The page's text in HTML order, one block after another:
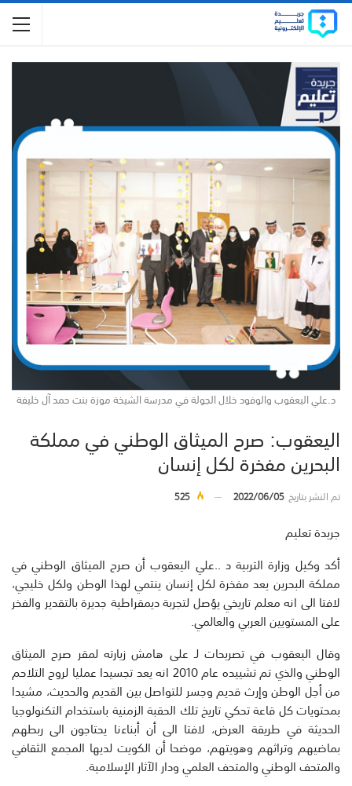
د.علي اليعقوب والوفود خلال الجولة في مدرسة الشيخة موزة بنت حمد آل خليفة
اليعقوب: صرح الميثاق الوطني في مملكة
البحرين مفخرة لكل إنسان
تم النشر بتاريخ2022/06/05
525
جريدة تعليم
أكد وكيل وزارة التربية د ..علي اليعقوب أن صرح الميثاق الوطني في
مملكة البحرين يعد مفخرة لكل إنسان ينتمي لهذا الوطن ولكل خليجي،
لافتا الى انه معلم تاريخي يؤصل لتجربة ديمقراطية جديرة بالتقدير والفخر
على المستويين العربي والعالمي.
وقال اليعقوب في تصريحات لـ على هامش زيارته لمقر صرح الميثاق
الوطني والذي تم تشييده عام 2010 انه يعد تجسيدا عمليا لروح التلاحم
من أجل الوطن وإرث قديم وجسر للتواصل بين القديم والحديث، مشيدا
بمحتويات كل قاعة تحكي تاريخ تلك الحقبة الزمنية باستخدام التكنولوجيا
الحديثة في طريقة العرض، لافتا الى أن أبناءنا يحتاجون الى ربطهم
بماضيهم وتراثهم وهويتهم، موضحا أن الكويت لديها المجمع الثقافي
والمتحف الوطني والمتحف العلمي ودار الآثار الإسلامية.